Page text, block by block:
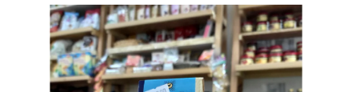
produktu
hvězdiček.